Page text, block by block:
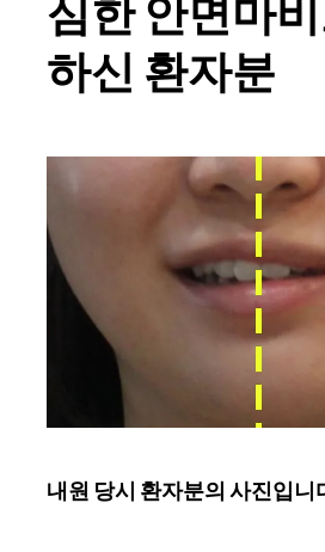
하신 환자분
내원 당시 환자분의 사진입니